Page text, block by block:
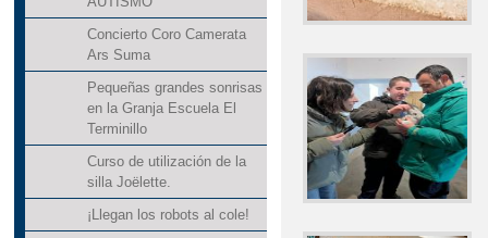
Concierto Coro Camerata
Ars Suma
Pequeñas grandes sonrisas
en la Granja Escuela El
Terminillo
Curso de utilización de la
silla Joëlette.
¡Llegan los robots al cole!